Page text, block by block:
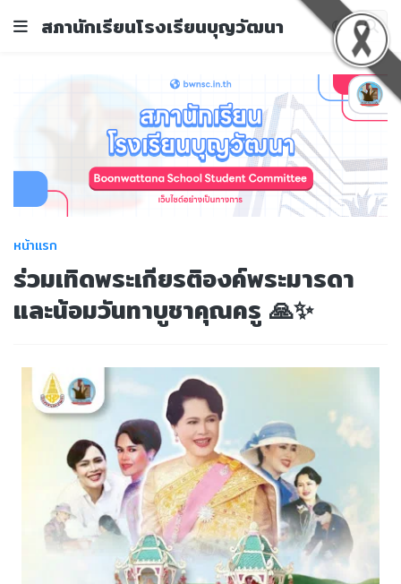
สภานักเรียนโรงเรียนบุญวัฒนา
หน้าแรก
ร่วมเทิดพระเกียรติองค์พระมารดา
และน้อมวันทาบูชาคุณครู 🙏✨